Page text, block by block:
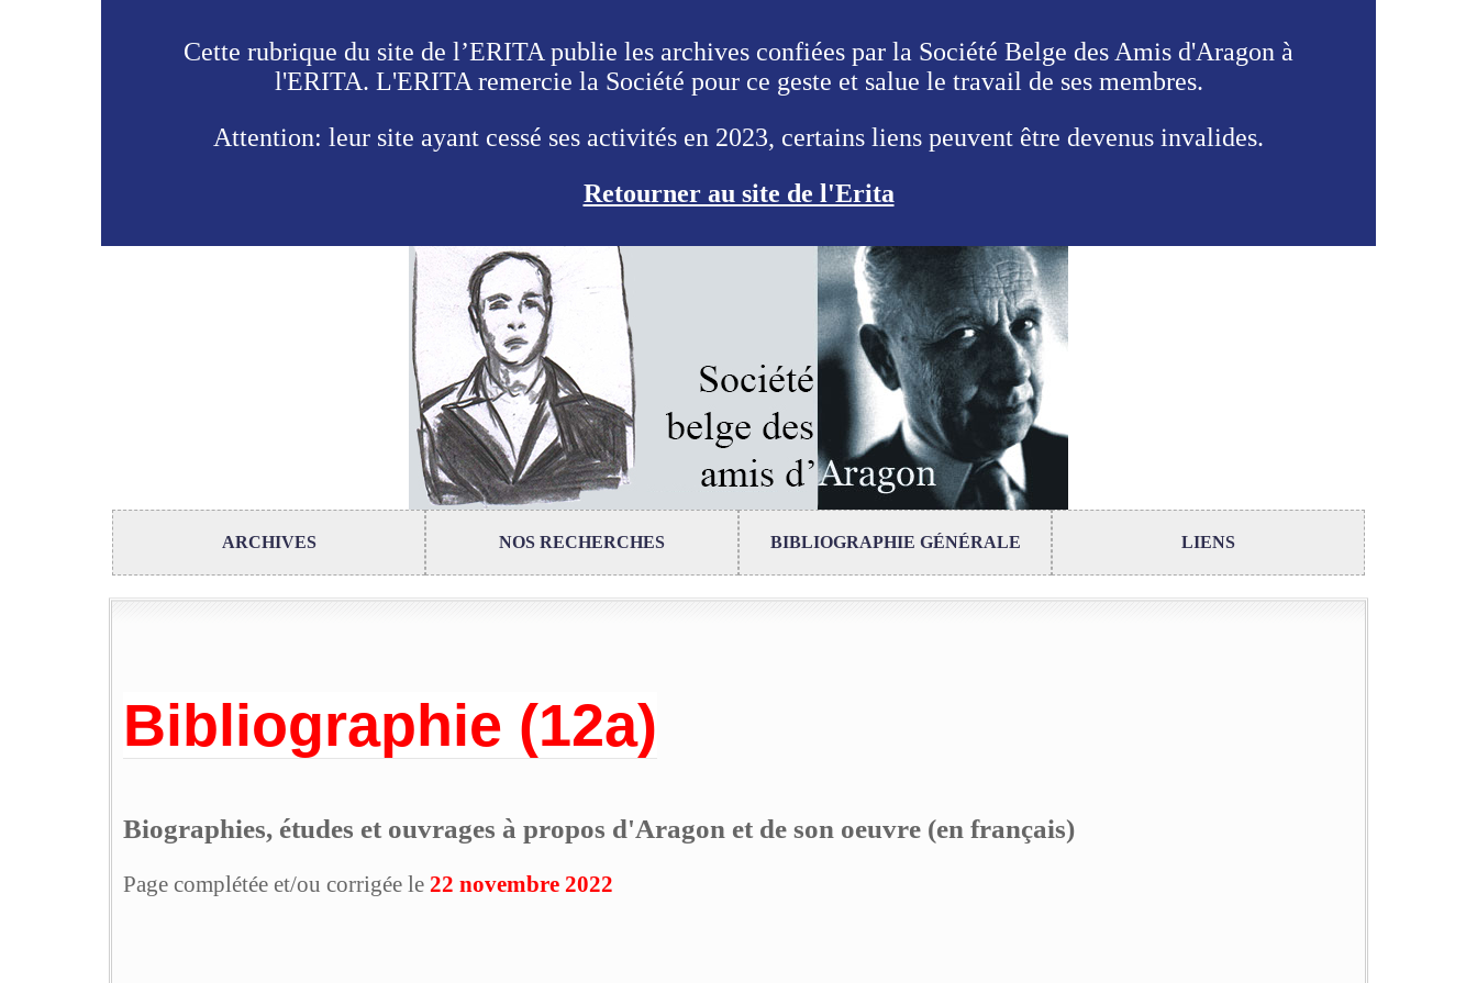
Cette rubrique du site de l’ERITA publie les archives confiées par la Société Belge des Amis d'Aragon à
l'ERITA. L'ERITA remercie la Société pour ce geste et salue le travail de ses membres.
Attention: leur site ayant cessé ses activités en 2023, certains liens peuvent être devenus invalides.
Retourner au site de l'Erita
ARCHIVES NOS RECHERCHES BIBLIOGRAPHIE GÉNÉRALE LIENS
Bibliographie (12a)
Biographies, études et ouvrages à propos d'Aragon et de son oeuvre (en français)
Page complétée et/ou corrigée le 22 novembre 2022